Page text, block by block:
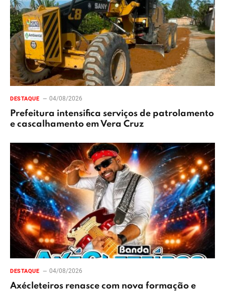
DESTAQUE 04/08/2026
Prefeitura intensifica serviços de patrolamento
e cascalhamento em Vera Cruz
DESTAQUE 04/08/2026
Axécleteiros renasce com nova formação e